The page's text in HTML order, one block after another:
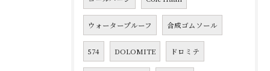
ウォータープルーフ 合成ゴムソール
574 DOLOMITE ドロミテ